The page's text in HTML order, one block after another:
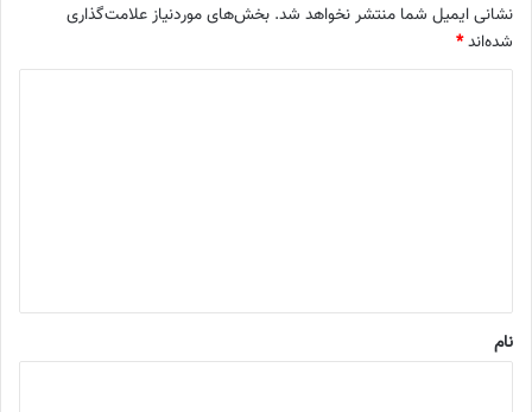
نشانی ایمیل شما منتشر نخواهد شد. بخش‌های موردنیاز علامت‌گذاری
شده‌اند*
نام